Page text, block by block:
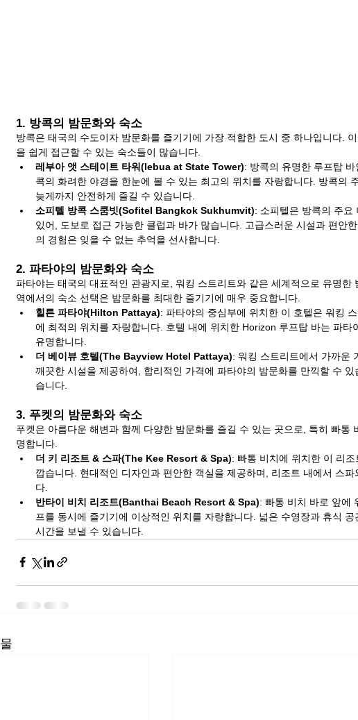
1. 방콕의 밤문화와 숙소
방콕은 태국의 수도이자 밤문화를 즐기기에 가장 적합한 도시 중 하나입니다.
을 쉽게 접근할 수 있는 숙소들이 많습니다.
레부아 앳 스테이트 타워(lebua at State Tower): 방콕의 유명한 루프탑
콕의 화려한 야경을 한눈에 볼 수 있는 최고의 위치를 자랑합니다. 방콕의
늦게까지 안전하게 즐길 수 있습니다.
소피텔 방콕 스쿰빗(Sofitel Bangkok Sukhumvit): 소피텔은 방콕의 주요
있어, 도보로 접근 가능한 클럽과 바가 많습니다. 고급스러운 시설과 편안
의 경험은 잊을 수 없는 추억을 선사합니다.
2. 파타야의 밤문화와 숙소
파타야는 태국의 대표적인 관광지로, 워킹 스트리트와 같은 세계적으로 유명한
역에서의 숙소 선택은 밤문화를 최대한 즐기기에 매우 중요합니다.
힐튼 파타야(Hilton Pattaya): 파타야의 중심부에 위치한 이 호텔은 워킹
에 최적의 위치를 자랑합니다. 호텔 내에 위치한 Horizon 루프탑 바는 파타
유명합니다.
더 베이뷰 호텔(The Bayview Hotel Pattaya): 워킹 스트리트에서 가까운
깨끗한 시설을 제공하여, 합리적인 가격에 파타야의 밤문화를 만끽할 수
습니다.
3. 푸켓의 밤문화와 숙소
푸켓은 아름다운 해변과 함께 다양한 밤문화를 즐길 수 있는 곳으로, 특히 빠통
명합니다.
더 키 리조트 & 스파(The Kee Resort & Spa): 빠통 비치에 위치한 이 리
깝습니다. 현대적인 디자인과 편안한 객실을 제공하며, 리조트 내에서 스
다.
반타이 비치 리조트(Banthai Beach Resort & Spa): 빠통 비치 바로 앞에
프를 동시에 즐기기에 이상적인 위치를 자랑합니다. 넓은 수영장과 휴식
시간을 보낼 수 있습니다.